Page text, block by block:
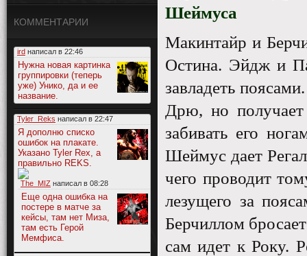
КОММЕНТАРИИ
ird написал в 22:46
Нужна новая картинка
группировки (теперь
уже) Унико, да и ее
название.
Tyler_Reks написал в 22:47
Я дополню списко
ошибок на плакате.
Указано Tyler Rex, а
правильно REKS.
The_MIZ написал в 08:28
Еще одна ошибка на
постере в матче за
кейсы, там нет Миза,
там есть Герой
Мемфиса.
Шеймуса
Макинтайр и
Остина. Эйдж и
завладеть
Дрю, но
забивать его
Шеймус дает
чего проводит
лезущего за
Берчиллом
сам идет к Року.